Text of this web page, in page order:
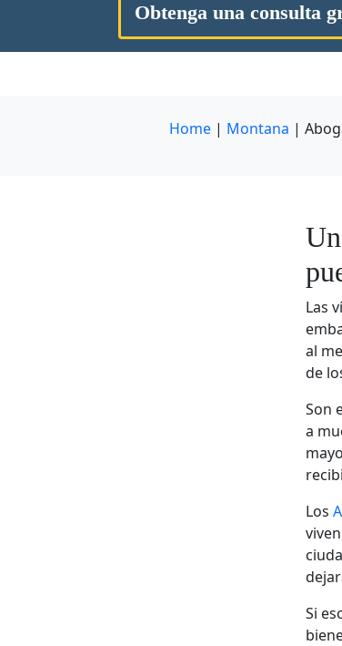
Obtenga una consulta
Home | Montana |
Las
al
de
Son
a
Los
Si